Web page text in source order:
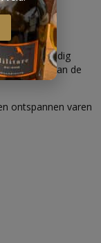
je eenvoudig
— één van de
ontspannen varen